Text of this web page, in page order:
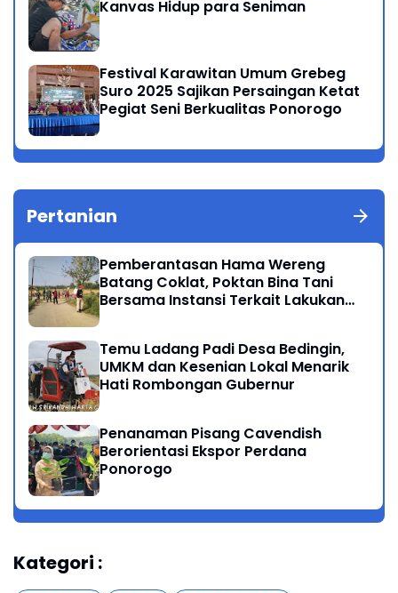
Kanvas Hidup para Seniman
Festival Karawitan Umum Grebeg
Suro 2025 Sajikan Persaingan Ketat
Pegiat Seni Berkualitas Ponorogo
Pertanian
Pemberantasan Hama Wereng
Batang Coklat, Poktan Bina Tani
Bersama Instansi Terkait Lakukan
Temu Ladang Padi Desa Bedingin,
UMKM dan Kesenian Lokal Menarik
Hati Rombongan Gubernur
Penanaman Pisang Cavendish
Berorientasi Ekspor Perdana
Ponorogo
Kategori :